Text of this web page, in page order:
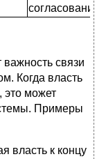
связи
Когда власть
это может
Примеры
власть к концу